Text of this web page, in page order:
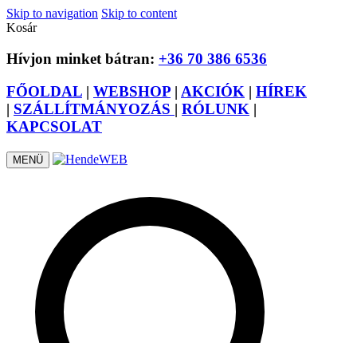
Skip to navigation Skip to content
Kosár
Hívjon minket bátran: +36 70 386 6536
FŐOLDAL | WEBSHOP | AKCIÓK | HÍREK
| SZÁLLÍTMÁNYOZÁS | RÓLUNK |
KAPCSOLAT
MENÜ